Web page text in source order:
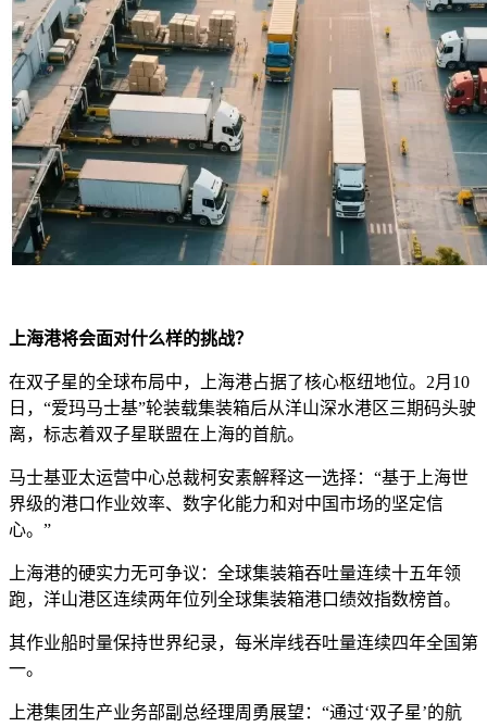
上海港将会面对什么样的挑战？
在双子星的全球布局中，上海港占据了核心枢纽地位。2月10
日，“爱玛马士基”轮装载集装箱后从洋山深水港区三期码头驶
离，标志着双子星联盟在上海的首航。
马士基亚太运营中心总裁柯安素解释这一选择：“基于上海世
界级的港口作业效率、数字化能力和对中国市场的坚定信
心。”
上海港的硬实力无可争议：全球集装箱吞吐量连续十五年领
跑，洋山港区连续两年位列全球集装箱港口绩效指数榜首。
其作业船时量保持世界纪录，每米岸线吞吐量连续四年全国第
一。
上港集团生产业务部副总经理周勇展望：“通过‘双子星’的航